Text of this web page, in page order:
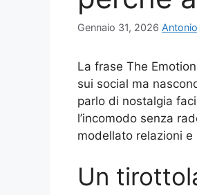
Gennaio 31, 2026
La frase The
sui social ma
parlo di nostalgia
l’incomodo senza
modellato relazioni
Un